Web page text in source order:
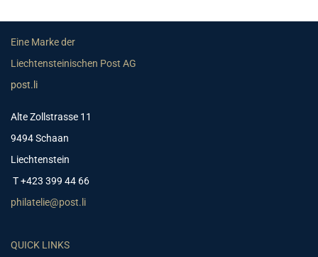
Eine Marke der
Liechtensteinischen Post AG
post.li
Alte Zollstrasse 11
9494 Schaan
Liechtenstein
T +423 399 44 66
philatelie@post.li
QUICK LINKS